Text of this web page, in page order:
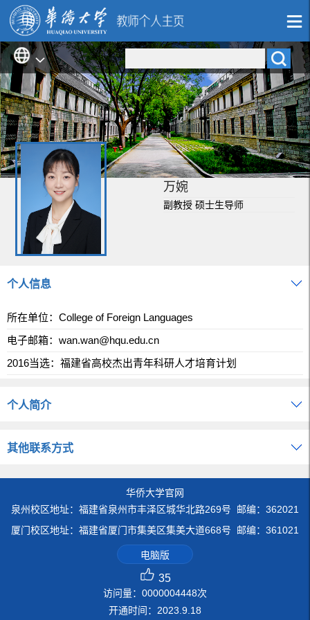
万婉
副教授 硕士生导师
个人信息
所在单位：College of Foreign Languages
电子邮箱： wan.wan@hqu.edu.cn
2016当选：福建省高校杰出青年科研人才培育计划
个人简介
其他联系方式
华侨大学官网
泉州校区地址：福建省泉州市丰泽区城华北路269号 邮编：362021
厦门校区地址：福建省厦门市集美区集美大道668号 邮编：361021
电脑版
35
访问量： 0000004448次
开通时间： 2023 9 18